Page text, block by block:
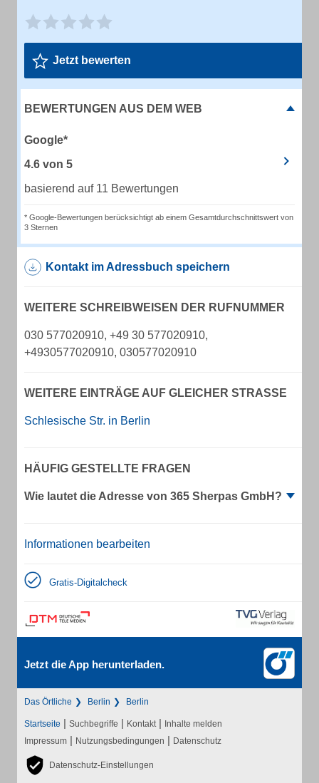
Jetzt bewerten
BEWERTUNGEN AUS DEM WEB
Google*
4.6 von 5
basierend auf 11 Bewertungen
* Google-Bewertungen berücksichtigt ab einem Gesamtdurchschnittswert von
3 Sternen
Kontakt im Adressbuch speichern
WEITERE SCHREIBWEISEN DER RUFNUMMER
030 577020910, +49 30 577020910,
+4930577020910, 030577020910
WEITERE EINTRÄGE AUF GLEICHER STRASSE
Schlesische Str. in Berlin
HÄUFIG GESTELLTE FRAGEN
Wie lautet die Adresse von 365 Sherpas GmbH?
Informationen bearbeiten
Gratis-Digitalcheck
Jetzt die App herunterladen.
Das Örtliche Berlin Berlin
Startseite | Suchbegriffe | Kontakt | Inhalte melden
Impressum | Nutzungsbedingungen | Datenschutz
Datenschutz-Einstellungen